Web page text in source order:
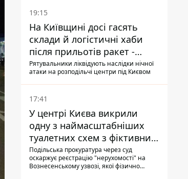
19:15
На Київщині досі гасять
склади й логістичні хаби
після прильотів ракет -
ДСНС
Рятувальники ліквідують наслідки нічної
атаки на розподільчі центри під Києвом
17:41
У центрі Києва викрили
одну з наймасштабніших
туалетних схем з фіктивним
будинком
Подільська прокуратура через суд
оскаржує реєстрацію "нерухомості" на
Вознесенському узвозі, якої фізично